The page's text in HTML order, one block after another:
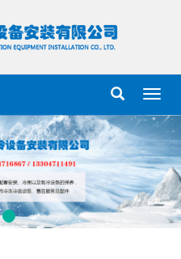
导
航
菜
单